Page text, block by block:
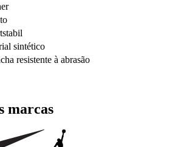
sintético
resistente à abrasão
marcas